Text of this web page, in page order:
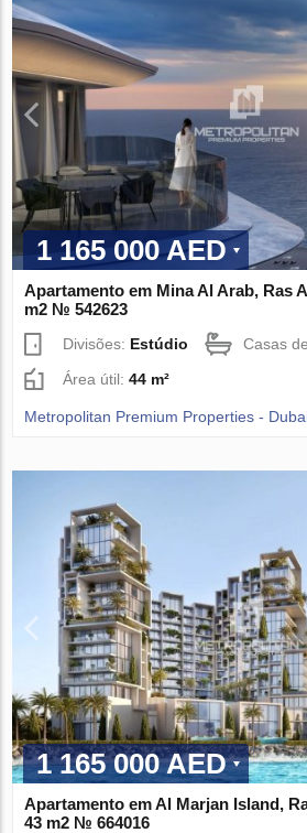
1 165 000 AED
Apartamento em Mina Al Arab, Ras
m2 № 542623
Divisões: Estúdio Casas
Área útil:44 m²
Metropolitan Premium Properties -
1 165 000 AED
Apartamento em Al Marjan Island,
43 m2 № 664016